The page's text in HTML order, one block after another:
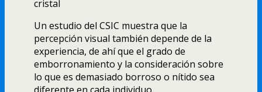
Un estudio del CSIC muestra que la
percepción visual también depende de la
experiencia, de ahí­ que el grado de
emborronamiento y la consideración sobre
lo que es demasiado borroso o ní­tido sea